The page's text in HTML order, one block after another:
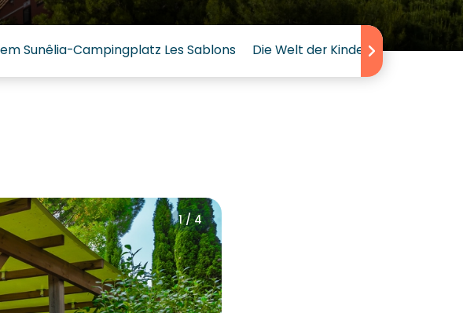
Sunêlia-Campingplatz Les Sablons Die Welt der Kinder auf dem
1 / 4